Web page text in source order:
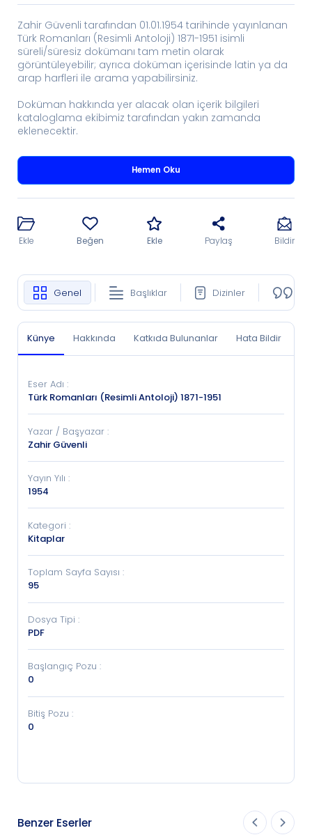
Zahir Güvenli tarafından 01.01.1954 tarihinde yayınlanan
Türk Romanları (Resimli Antoloji) 1871-1951 isimli
süreli/süresiz dokümanı tam metin olarak
görüntüleyebilir; ayrıca doküman içerisinde latin ya da
arap harfleri ile arama yapabilirsiniz.
Doküman hakkında yer alacak olan içerik bilgileri
kataloglama ekibimiz tarafından yakın zamanda
eklenecektir.
Hemen Oku
Ekle Beğen Ekle Paylaş Bildir
Genel Başlıklar Dizinler
Künye Hakkında Katkıda Bulunanlar Hata Bildir
Eser Adı :
Türk Romanları (Resimli Antoloji) 1871-1951
Yazar / Başyazar :
Zahir Güvenli
Yayın Yılı :
1954
Kategori :
Kitaplar
Toplam Sayfa Sayısı :
95
Dosya Tipi :
PDF
Başlangıç Pozu :
0
Bitiş Pozu :
0
Benzer Eserler